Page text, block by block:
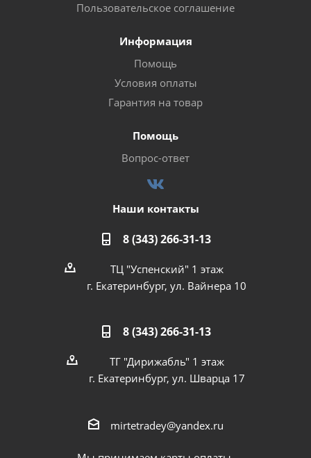
Пользовательское соглашение
Информация
Помощь
Условия оплаты
Гарантия на товар
Помощь
Вопрос-ответ
Наши контакты
8 (343) 266-31-13
ТЦ "Успенский" 1 этаж
г. Екатеринбург, ул. Вайнера 10
8 (343) 266-31-13
ТГ "Дирижабль" 1 этаж
г. Екатеринбург, ул. Шварца 17
mirtetradey@yandex.ru